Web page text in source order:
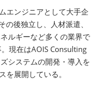
エンジニアとして大手企
の後独立し、人材派遣、
ルギーなど多くの業界で
現在はAOIS Consulting
システムの開発・導入を
を展開している。